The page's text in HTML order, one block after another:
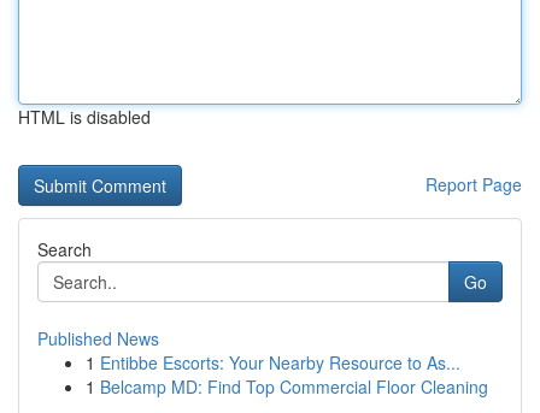
HTML is disabled
Report Page
Search
Go
Published News
1 Entibbe Escorts: Your Nearby Resource to As...
1 Belcamp MD: Find Top Commercial Floor Cleaning